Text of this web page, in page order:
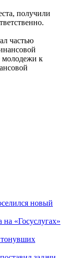
получили
частью
молодежи к
новый
«Госуслугах»
тонувших